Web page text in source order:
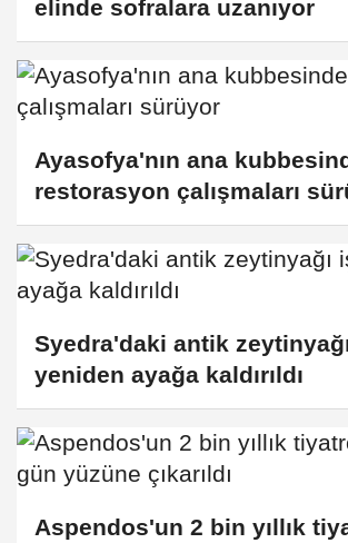
elinde sofralara uzanıyor
Ayasofya'nın ana
restorasyon çalışmaları
Syedra'daki antik
yeniden ayağa kaldırıldı
Aspendos'un 2 bin yıllık